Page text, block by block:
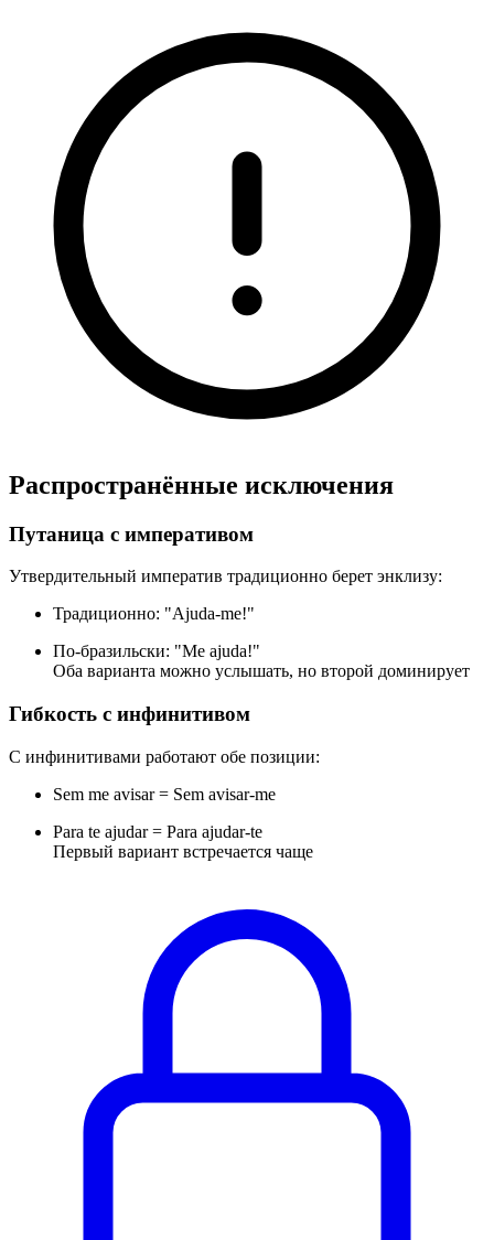
Распространённые исключения
Путаница с императивом
Утвердительный императив традиционно берет энклизу:
Традиционно: "Ajuda-me!"
По-бразильски: "Me ajuda!"
Оба варианта можно услышать, но второй доминирует
Гибкость с инфинитивом
С инфинитивами работают обе позиции:
Sem me avisar = Sem avisar-me
Para te ajudar = Para ajudar-te
Первый вариант встречается чаще